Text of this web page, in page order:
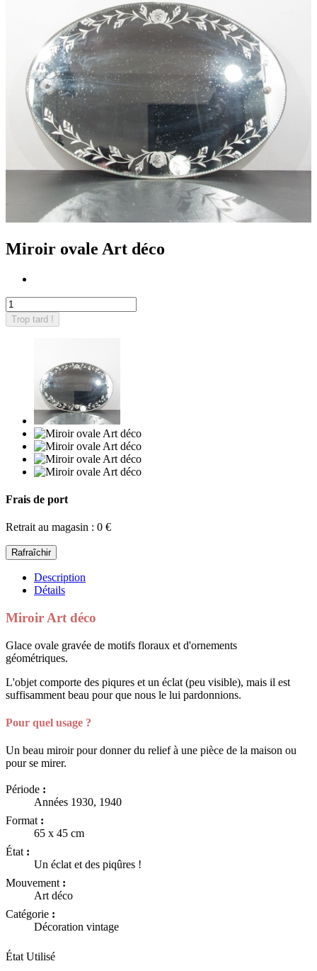
Miroir ovale Art déco
Trop tard !
Frais de port
Retrait au magasin : 0 €
Description
Détails
Miroir Art déco
Glace ovale gravée de motifs floraux et d'ornements
géométriques.
L'objet comporte des piqures et un éclat (peu visible), mais il est
suffisamment beau pour que nous le lui pardonnions.
Pour quel usage ?
Un beau miroir pour donner du relief à une pièce de la maison ou
pour se mirer.
Période :
Années 1930, 1940
Format :
65 x 45 cm
État :
Un éclat et des piqûres !
Mouvement :
Art déco
Catégorie :
Décoration vintage
État Utilisé